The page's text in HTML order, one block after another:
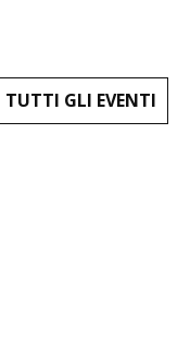
TUTTI GLI EVENTI